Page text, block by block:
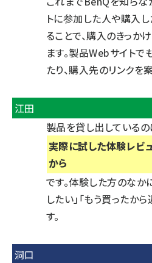
トに参加した人や購入
ることで、購入のきっか
ます。製品Webサイトで
たり、購入先のリンクを
江田
製品を貸し出しているの
実際に試した体験レビ
から
です。体験した方のなか
したい」「もう買ったか
す。
洞口